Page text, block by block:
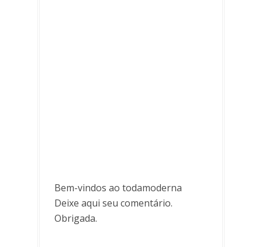
Bem-vindos ao todamoderna
Deixe aqui seu comentário.
Obrigada.